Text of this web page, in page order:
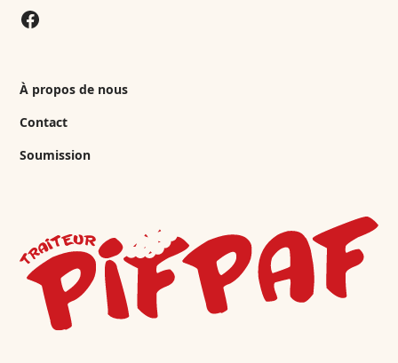
À propos de nous
Contact
Soumission